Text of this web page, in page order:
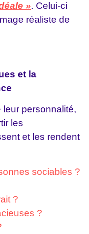
». Celui-ci
réaliste de
et la
personnalité,
les
et les rendent
sociables ?
?
?